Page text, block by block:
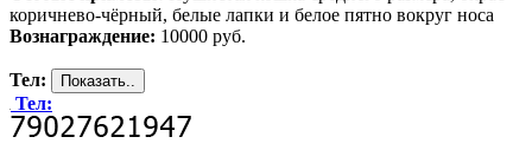
коричнево-чёрный, белые лапки и белое пятно вокруг носа
Вознаграждение: 10000 руб.
Тел:
Тел: